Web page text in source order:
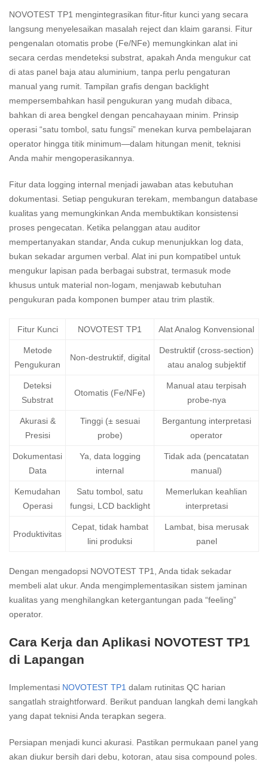
NOVOTEST TP1 mengintegrasikan fitur-fitur kunci yang secara
langsung menyelesaikan masalah reject dan klaim garansi. Fitur
pengenalan otomatis probe (Fe/NFe) memungkinkan alat ini
secara cerdas mendeteksi substrat, apakah Anda mengukur cat
di atas panel baja atau aluminium, tanpa perlu pengaturan
manual yang rumit. Tampilan grafis dengan backlight
mempersembahkan hasil pengukuran yang mudah dibaca,
bahkan di area bengkel dengan pencahayaan minim. Prinsip
operasi “satu tombol, satu fungsi” menekan kurva pembelajaran
operator hingga titik minimum—dalam hitungan menit, teknisi
Anda mahir mengoperasikannya.
Fitur data logging internal menjadi jawaban atas kebutuhan
dokumentasi. Setiap pengukuran terekam, membangun database
kualitas yang memungkinkan Anda membuktikan konsistensi
proses pengecatan. Ketika pelanggan atau auditor
mempertanyakan standar, Anda cukup menunjukkan log data,
bukan sekadar argumen verbal. Alat ini pun kompatibel untuk
mengukur lapisan pada berbagai substrat, termasuk mode
khusus untuk material non-logam, menjawab kebutuhan
pengukuran pada komponen bumper atau trim plastik.
Fitur Kunci NOVOTEST TP1 Alat Analog Konvensional
Metode
Pengukuran
Non-destruktif, digital
Destruktif (cross-section)
atau analog subjektif
Deteksi
Substrat
Otomatis (Fe/NFe)
Manual atau terpisah
probe-nya
Akurasi &
Presisi
Tinggi (± sesuai
probe)
Bergantung interpretasi
operator
Dokumentasi
Data
Ya, data logging
internal
Tidak ada (pencatatan
manual)
Kemudahan
Operasi
Satu tombol, satu
fungsi, LCD backlight
Memerlukan keahlian
interpretasi
Produktivitas
Cepat, tidak hambat
lini produksi
Lambat, bisa merusak
panel
Dengan mengadopsi NOVOTEST TP1, Anda tidak sekadar
membeli alat ukur. Anda mengimplementasikan sistem jaminan
kualitas yang menghilangkan ketergantungan pada “feeling”
operator.
Cara Kerja dan Aplikasi NOVOTEST TP1
di Lapangan
Implementasi NOVOTEST TP1 dalam rutinitas QC harian
sangatlah straightforward. Berikut panduan langkah demi langkah
yang dapat teknisi Anda terapkan segera.
Persiapan menjadi kunci akurasi. Pastikan permukaan panel yang
akan diukur bersih dari debu, kotoran, atau sisa compound poles.